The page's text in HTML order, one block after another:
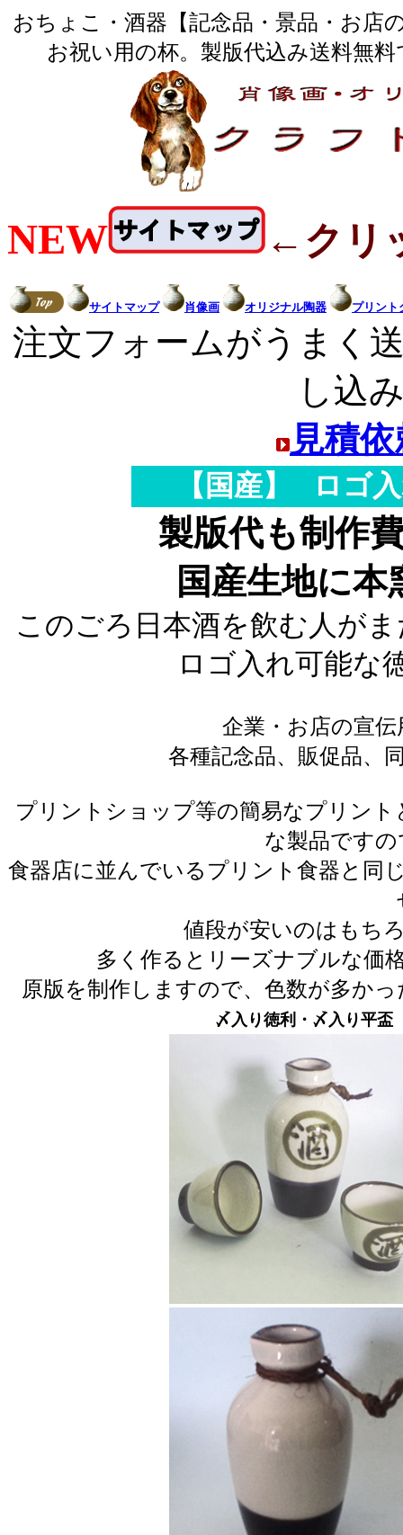
おちょこ・酒器【記念品・景品・お店
お祝い用の杯。製版代込み送料無
NEW ←クリ
サイトマップ 肖像画 オリジナル陶器 プリント
注文フォームがうまく
し込
見積
【国産】 ロゴ
製版代も制作
国産生地に
このごろ日本酒を飲む人が
ロゴ入れ可能な
企業・お店の宣
各種記念品、販促品、
プリントショップ等の簡易なプリン
な製品です
食器店に並んでいるプリント食器と同
値段が安いのはもち
多く作るとリーズナブルな価
原版を制作しますので、色数が多か
〆入り徳利・〆入り平盃